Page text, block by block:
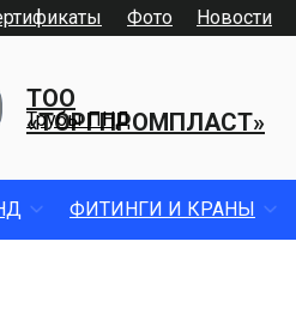
Фото Новости
ТОО
«ТОРГПРОМПЛАСТ»
Трубы ПНД
ФИТИНГИ И КРАНЫ